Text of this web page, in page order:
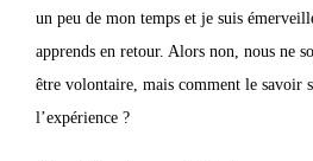
un peu de mon temps et je suis
apprends en retour. Alors non, nous ne
être volontaire, mais comment le savoir
l’expérience ?